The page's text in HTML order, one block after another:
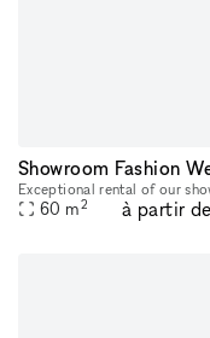
Showroom Fashion
60 m2 à partir de